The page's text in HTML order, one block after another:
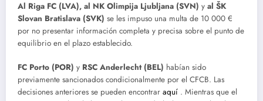
Al Riga FC (LVA), al NK Olimpija Ljubljana (SVN) y al ŠK
Slovan Bratislava (SVK) se les impuso una multa de 10 000 €
por no presentar información completa y precisa sobre el punto de
equilibrio en el plazo establecido.
FC Porto (POR) y RSC Anderlecht (BEL) habían sido
previamente sancionados condicionalmente por el CFCB. Las
decisiones anteriores se pueden encontrar aquí . Mientras que el